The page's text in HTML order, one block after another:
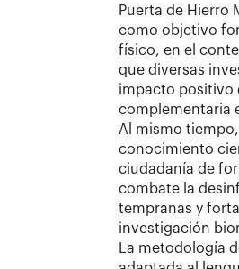
Puerta de Hierro
como objetivo
físico, en el
que diversas
impacto positivo
complementaria
Al mismo
conocimiento
ciudadanía de
combate la
tempranas y
investigación
La metodología